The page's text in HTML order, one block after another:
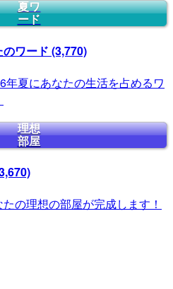
夏ワ
ード
のワード (3,770)
年夏にあなたの生活を占めるワ
理想
部屋
の理想の部屋が完成します！